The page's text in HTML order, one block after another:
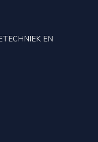
EN